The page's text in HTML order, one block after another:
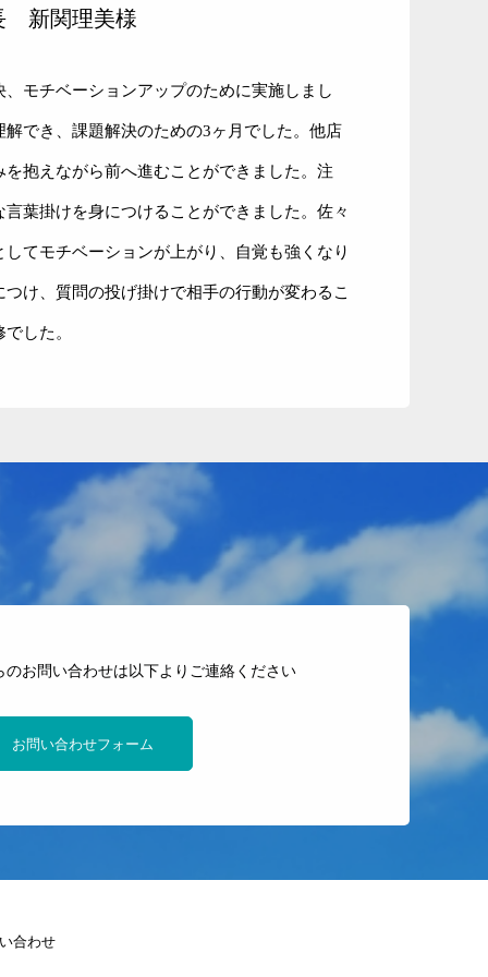
新関理美様
モチベーションアップのために実施しまし
でき、課題解決のための3ヶ月でした。他店
抱えながら前へ進むことができました。注
葉掛けを身につけることができました。佐々
てモチベーションが上がり、自覚も強くなり
け、質問の投げ掛けで相手の行動が変わるこ
した。
のお問い合わせは以下よりご連絡ください
お問い合わせフォーム
合わせ